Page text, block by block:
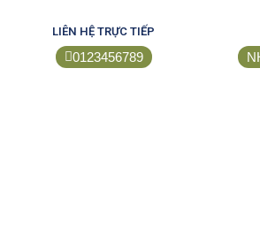
LIÊN HỆ TRỰC TIẾP
0123456789